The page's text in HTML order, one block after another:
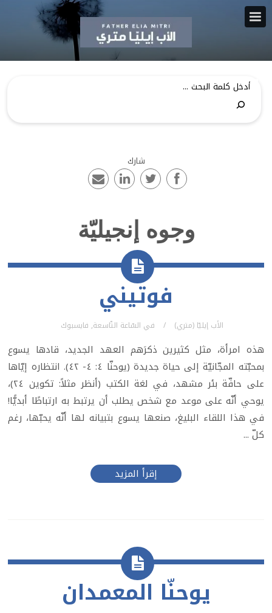
شارك
وجوه إنجيليّة
فوتيني
الأب إيليّا (متري) في السّاعة التّاسعة, فايسبوك
هذه امرأة، مثل كثيرين ذكرَهم العهد الجديد، قادها يسوع
بمحبّته المجّانيّة إلى حياة جديدة (يوحنّا ٤: ٤- ٤٢). انتظاره إيّاها
على حافّة بئر مشهد، في لغة الكتب (أنظر مثلاً: تكوين ٢٤)،
يوحي أنّه على موعد مع شخص يطلب أن يرتبط به ارتباطًا أبديًّا!
في هذا اللقاء البليغ، صنعها يسوع بتبيانه لها أنّه يحبّها، رغم
كلّ ...
إقرأ المزيد
يوحنّا المعمدان